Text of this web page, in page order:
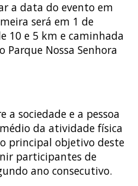
a data do evento em
será em 1 de
10 e 5 km e caminhada
Parque Nossa Senhora
a sociedade e a pessoa
da atividade física
principal objetivo deste
participantes de
ano consecutivo.